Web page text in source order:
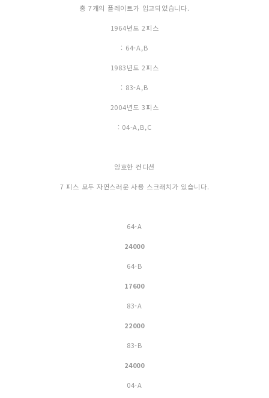
총 7개의 플레이트가 입고되었습니다.
1964년도 2피스
: 64-A,B
1983년도 2피스
: 83-A,B
2004년도 3피스
: 04-A,B,C
양호한 컨디션
7 피스 모두 자연스러운 사용 스크래치가 있습니다.
64-A
24000
64-B
17600
83-A
22000
83-B
24000
04-A